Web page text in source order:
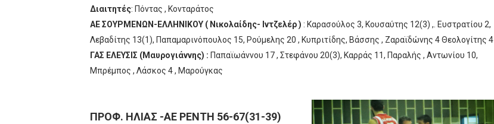
Διαιτητές: Πόντας , Κονταράτος
ΑΕ ΣΟΥΡΜΕΝΩΝ-ΕΛΛΗΝΙΚΟΥ ( Νικολαίδης- Ιντζελέρ ) : Καρασούλος 3, Κουσαύτης 12(3) ,. Ευστρατίου 2,
Λεβαδίτης 13(1), Παπαμαρινόπουλος 15, Ρούμελης 20 , Κυπριτίδης, Βάσσης , Ζαραϊδώνης 4 Θεολογίτης 4
ΓΑΣ ΕΛΕΥΣΙΣ (Μαυρογιάννης) : Παπαϊωάννου 17 , Στεφάνου 20(3), Καρράς 11, Παραλής , Αντωνίου 10,
Μπρέμπος , Λάσκος 4 , Μαρούγκας
ΠΡΟΦ. ΗΛΙΑΣ -ΑΕ ΡΕΝΤΗ 56-67(31-39)